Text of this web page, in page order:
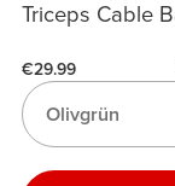
Triceps Cable
€29.99
Olivgrün